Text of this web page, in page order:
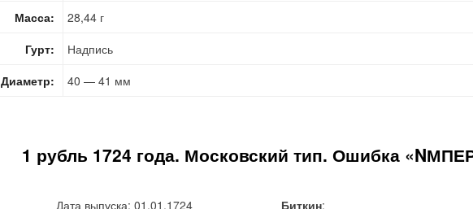
Масса:
28,44 г
Гурт:
Надпись
Диаметр:
40 — 41 мм
1 рубль 1724 года. Московский тип. Ошибка
Дата выпуска: 01.01.1724 Биткин: